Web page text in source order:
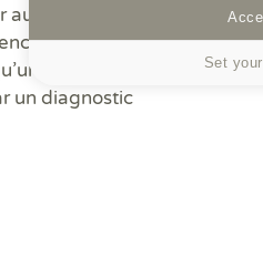
même rythme : avec
de précision et de
projet solide
un diagnostic
Set